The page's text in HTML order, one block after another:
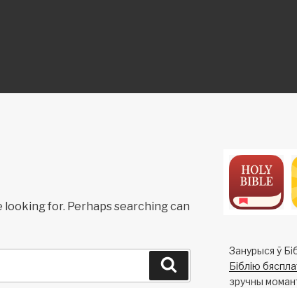
looking for. Perhaps searching can
Занурыся ў
Біблію
зручны